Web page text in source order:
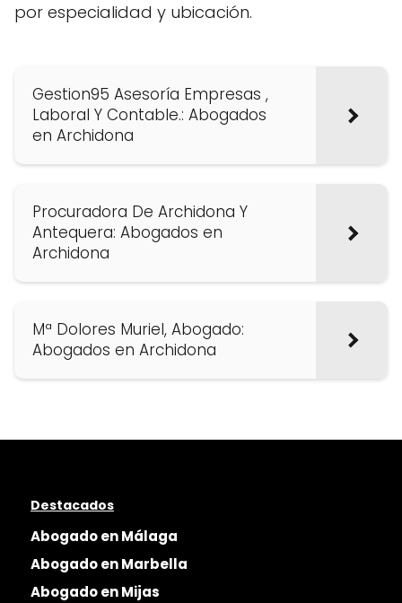
por especialidad y ubicación.
Gestion95 Asesoría Empresas ,
Laboral Y Contable.: Abogados
en Archidona
Procuradora De Archidona Y
Antequera: Abogados en
Archidona
Mª Dolores Muriel, Abogado:
Abogados en Archidona
Destacados
Abogado en Málaga
Abogado en Marbella
Abogado en Mijas